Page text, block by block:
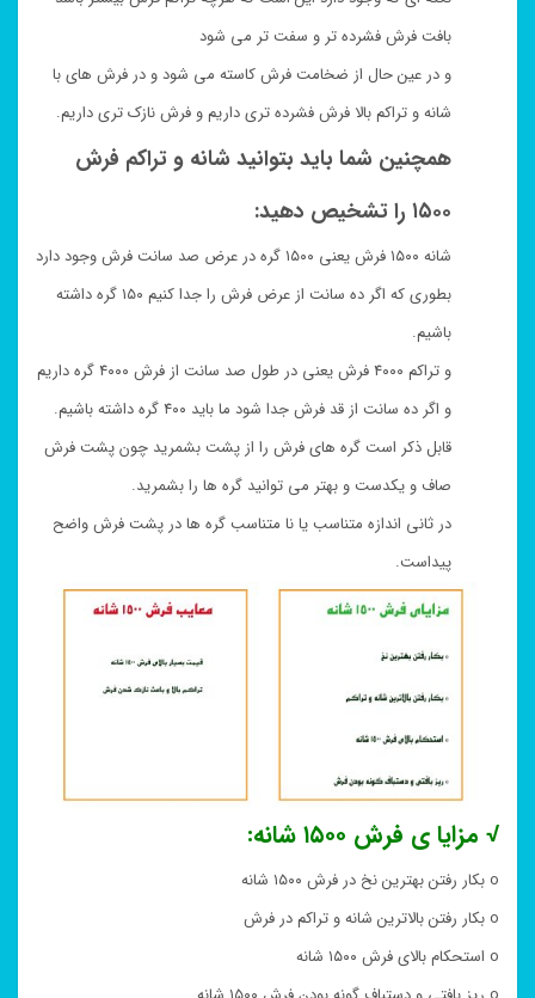
بافت فرش فشرده تر و سفت تر می شود
و در عین حال از ضخامت فرش کاسته می شود و در فرش های با
شانه و تراکم بالا فرش فشرده تری داریم و فرش نازک تری داریم.
همچنین شما باید بتوانید شانه و تراکم فرش
۱۵۰۰ را تشخیص دهید:
شانه ۱۵۰۰ فرش یعنی ۱۵۰۰ گره در عرض صد سانت فرش وجود دارد
بطوری که اگر ده سانت از عرض فرش را جدا کنیم ۱۵۰ گره داشته
باشیم.
و تراکم ۴۰۰۰ فرش یعنی در طول صد سانت از فرش ۴۰۰۰ گره داریم
و اگر ده سانت از قد فرش جدا شود ما باید ۴۰۰ گره داشته باشیم.
قابل ذکر است گره های فرش را از پشت بشمرید چون پشت فرش
صاف و یکدست و بهتر می توانید گره ها را بشمرید.
در ثانی اندازه متناسب یا نا متناسب گره ها در پشت فرش واضح
پیداست.
√ مزایا ی فرش ۱۵۰۰ شانه:
o بکار رفتن بهترین نخ در فرش ۱۵۰۰ شانه
o بکار رفتن بالاترین شانه و تراکم در فرش
o استحکام بالای فرش ۱۵۰۰ شانه